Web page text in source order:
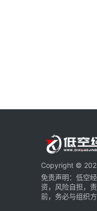
Copyright ©
免责声明：低空
资，风险自担，
前，务必与组织